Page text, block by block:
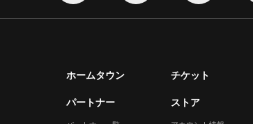
ホームタウン
パートナー
チケット
ストア